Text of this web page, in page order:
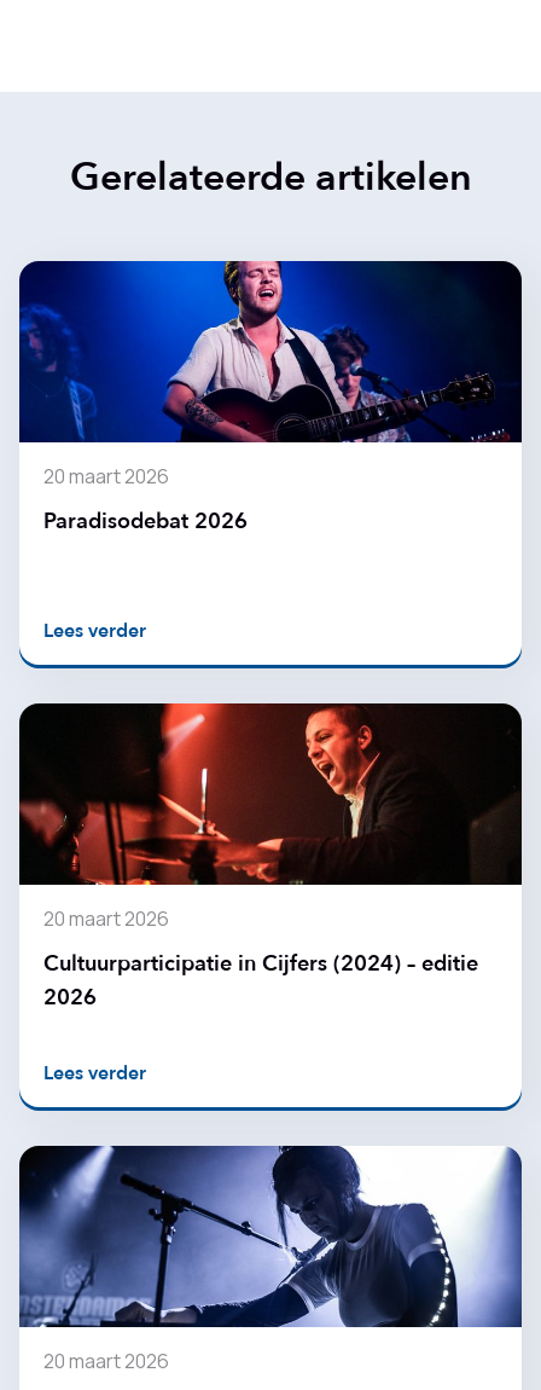
Gerelateerde artikelen
20 maart 2026
Paradisodebat 2026
Lees verder
20 maart 2026
Cultuurparticipatie in Cijfers (2024) – editie
2026
Lees verder
20 maart 2026